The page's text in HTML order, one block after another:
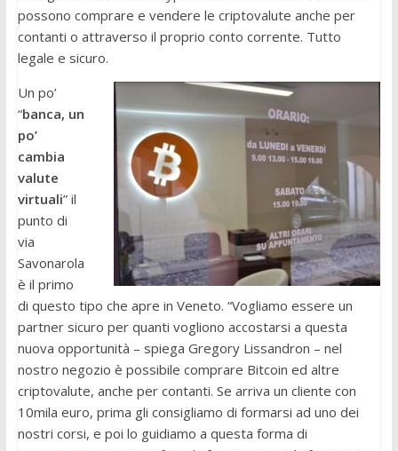
possono comprare e vendere le criptovalute anche per
contanti o attraverso il proprio conto corrente. Tutto
legale e sicuro.
Un po’
“banca, un
po’
cambia
valute
virtuali” il
punto di
via
Savonarola
è il primo
di questo tipo che apre in Veneto. “Vogliamo essere un
partner sicuro per quanti vogliono accostarsi a questa
nuova opportunità – spiega Gregory Lissandron – nel
nostro negozio è possibile comprare Bitcoin ed altre
criptovalute, anche per contanti. Se arriva un cliente con
10mila euro, prima gli consigliamo di formarsi ad uno dei
nostri corsi, e poi lo guidiamo a questa forma di